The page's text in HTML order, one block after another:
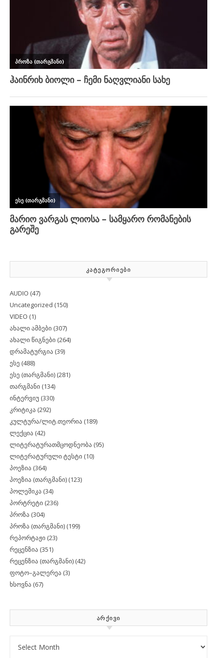
ᲙᲐᲢᲔᲒᲝᲠᲘᲔᲑᲘ
AUDIO (47)
Uncategorized (150)
VIDEO (1)
ახალი ამბები (307)
ახალი წიგნები (264)
დრამატურგია (39)
ესე (488)
ესე (თარგმანი) (281)
თარგმანი (134)
ინტერვიუ (330)
კრიტიკა (292)
კულტურა/ლიტ.თეორია (189)
ლექცია (42)
ლიტერატურათმცოდნეობა (95)
ლიტერატურული ტესტი (10)
პოეზია (364)
პოეზია (თარგმანი) (123)
პოლემიკა (34)
პორტრეტი (236)
პროზა (304)
პროზა (თარგმანი) (199)
რეპორტაჟი (23)
რეცენზია (351)
რეცენზია (თარგმანი) (42)
ფოტო–გალერეა (3)
ხსოვნა (67)
ᲐᲠᲥᲘᲕᲘ